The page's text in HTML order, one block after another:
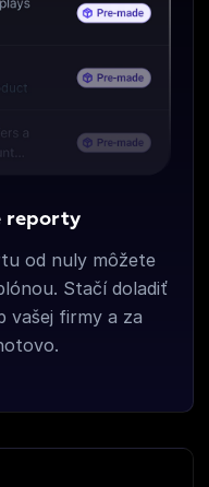
reporty
od nuly môžete
Stačí doladiť
vašej firmy a za